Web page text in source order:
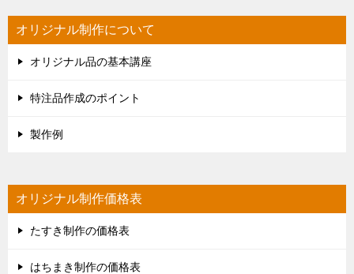
オリジナル制作について
オリジナル品の基本講座
特注品作成のポイント
製作例
オリジナル制作価格表
たすき制作の価格表
はちまき制作の価格表